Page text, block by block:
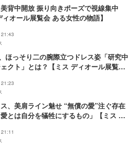
背中開放 振り向きポーズで視線集中
ィオール展覧会 ある⼥性の物語】
ほっそり二の腕際立つドレス姿「研究中
クト」とは？【ミス ディオール展覧会
、美肩ライン魅せ “無償の愛”注ぐ存在
とは自分を犠牲にするもの」【ミス デ